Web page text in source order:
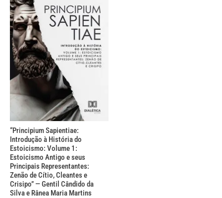
“Principium Sapientiae:
Introdução à História do
Estoicismo: Volume 1:
Estoicismo Antigo e seus
Principais Representantes:
Zenão de Cítio, Cleantes e
Crisipo” — Gentil Cândido da
Silva e Rânea Maria Martins